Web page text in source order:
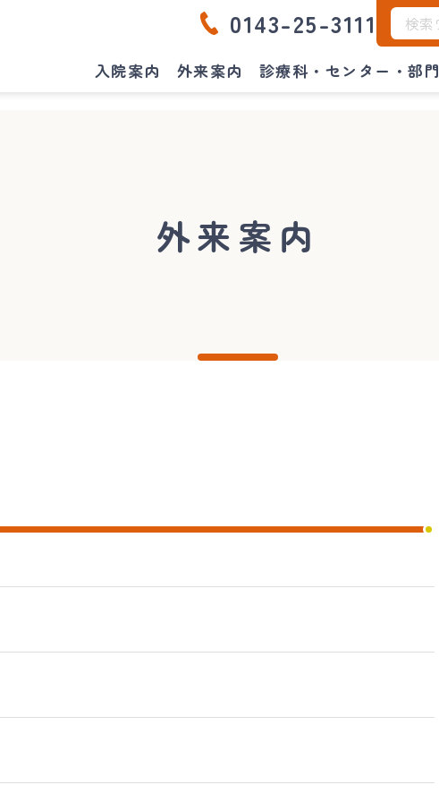
入院案内 外来案内 診療科・センター・部門
0143-25-3111
外来案内